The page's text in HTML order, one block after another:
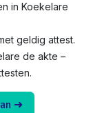
in Koekelare
geldig attest.
de akte –
➜